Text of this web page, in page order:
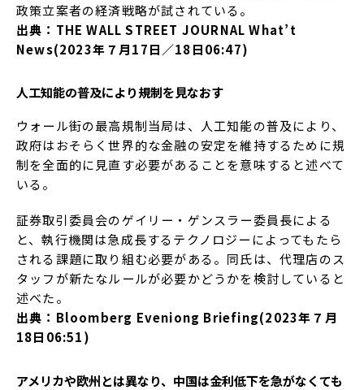
政策立案者の経済戦略が試されている。
出典：THE WALL STREET JOURNAL What’t
News(2023年７月17日／18日06:47)
人工知能の普及により規制を見なおす
ウォール街の最高規制当局は、人工知能の普及により、
政府はおそらく世界的な金融の安定を維持するために規
制を全面的に見直す必要があることを意味すると述べて
いる。
証券取引委員会のゲイリー・ゲンスラー委員長による
と、執行機関は急成長するテクノロジーによってもたら
される課題に取り組む必要がある。同氏は、代理店のス
タッフが新たなルールが必要かどうかを検討していると
述べた。
出典：Bloomberg Eveniong Briefing(2023年７月
18日06:51)
アメリカや欧州とは異なり、中国は金利低下を急がなくても